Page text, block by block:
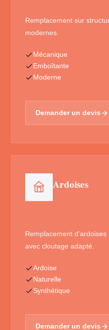
Remplacement sur
modernes.
Mécanique
Emboîtante
Moderne
Demander un devis
Ardoises
Remplacement
avec cloutage adapté.
Ardoise
Naturelle
Synthétique
Demander un devis